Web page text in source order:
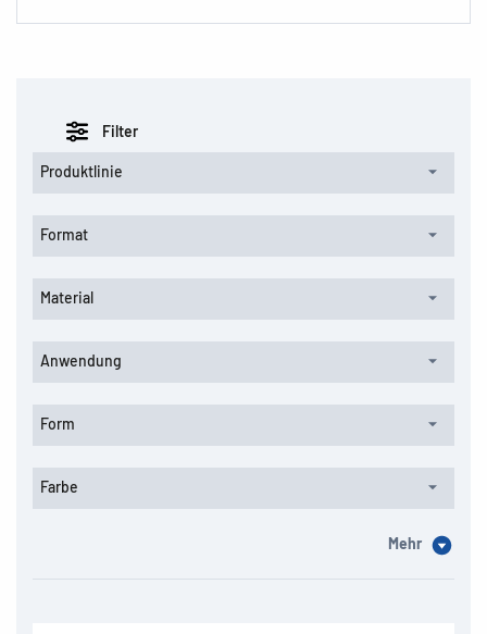
Filter
Produktlinie
Format
Material
Anwendung
Form
Farbe
Mehr